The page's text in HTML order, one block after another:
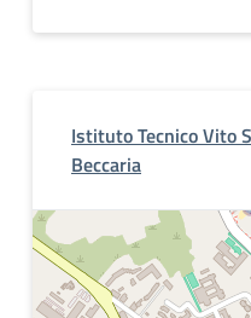
Istituto Tecnico Vito
Beccaria